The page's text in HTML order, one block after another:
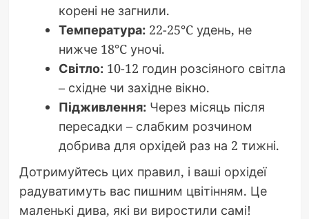
корені не загнили.
Температура:22-25°C удень, не
нижче 18°C уночі.
Світло:10-12 годин розсіяного світла
– східне чи західне вікно.
Підживлення:Через місяць після
пересадки – слабким розчином
добрива для орхідей раз на 2 тижні.
Дотримуйтесь цих правил, і ваші орхідеї
радуватимуть вас пишним цвітінням. Це
маленькі дива, які ви виростили самі!